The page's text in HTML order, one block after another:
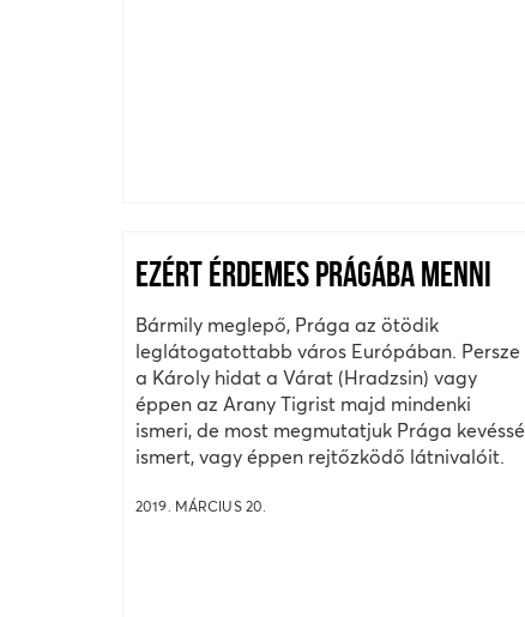
EZÉRT ÉRDEMES PRÁGÁBA MENNI
Bármily meglepő, Prága az ötödik
leglátogatottabb város Európában. Persze
a Károly hidat a Várat (Hradzsin) vagy
éppen az Arany Tigrist majd mindenki
ismeri, de most megmutatjuk Prága kevéssé
ismert, vagy éppen rejtőzködő látnivalóit.
2019. MÁRCIUS 20.